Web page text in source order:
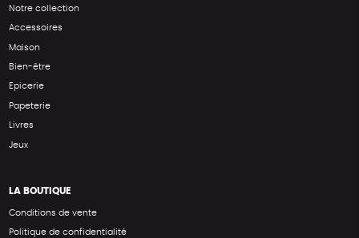
Notre collection
Accessoires
Maison
Bien-être
Epicerie
Papeterie
Livres
Jeux
LA BOUTIQUE
Conditions de vente
Politique de confidentialité